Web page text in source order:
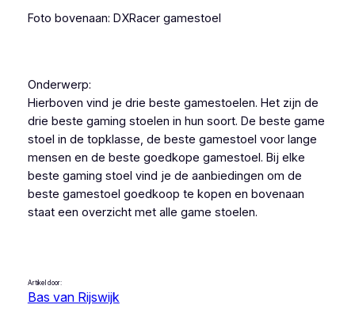
Foto bovenaan: DXRacer gamestoel
Onderwerp:
Hierboven vind je drie beste gamestoelen. Het zijn de
drie beste gaming stoelen in hun soort. De beste game
stoel in de topklasse, de beste gamestoel voor lange
mensen en de beste goedkope gamestoel. Bij elke
beste gaming stoel vind je de aanbiedingen om de
beste gamestoel goedkoop te kopen en bovenaan
staat een overzicht met alle game stoelen.
Artikel door:
Bas van Rijswijk